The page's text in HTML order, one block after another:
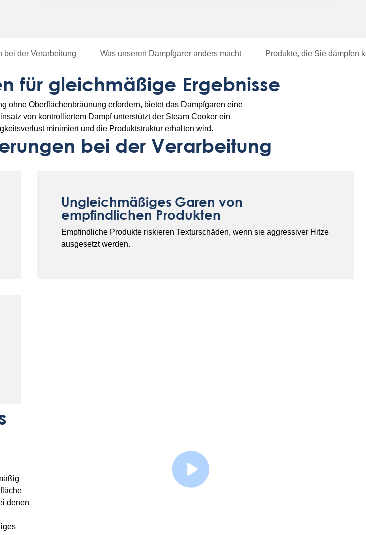
bei der Verarbeitung Was unseren Dampfgarer anders macht Produkte, die Sie dämpfen
für gleichmäßige Ergebnisse
ohne Oberflächenbräunung erfordern, bietet das Dampfgaren eine
von kontrolliertem Dampf unterstützt der Steam Cooker ein
minimiert und die Produktstruktur erhalten wird.
bei der Verarbeitung
Ungleichmäßiges Garen von
empfindlichen Produkten
Empfindliche Produkte riskieren Texturschäden, wenn sie aggressiver Hitze
ausgesetzt werden.
denen